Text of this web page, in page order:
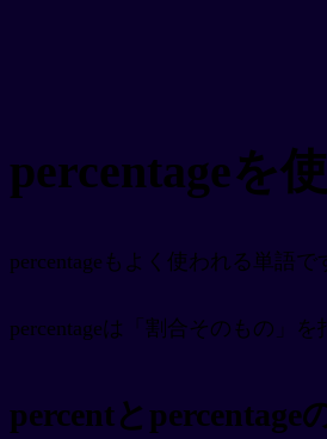
percentageを
percentageもよく使われる単語
percentageは「割合そのもの」
percentとpercentage